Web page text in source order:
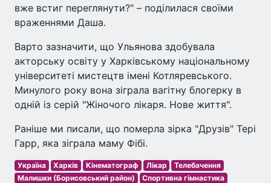
вже встиг переглянути?" – поділилася своїми
враженнями Даша.
Варто зазначити, що Ульянова здобувала
акторську освіту у Харківському національному
університеті мистецтв імені Котляревського.
Минулого року вона зіграла вагітну блогерку в
одній із серій "Жіночого лікаря. Нове життя".
Раніше ми писали, що померла зірка "Друзів" Тері
Гарр, яка зіграла маму Фібі.
Україна Харків Кінематограф Лікар
Телебачення
Малишки (Борисовський район)
Спортивна гімнастика